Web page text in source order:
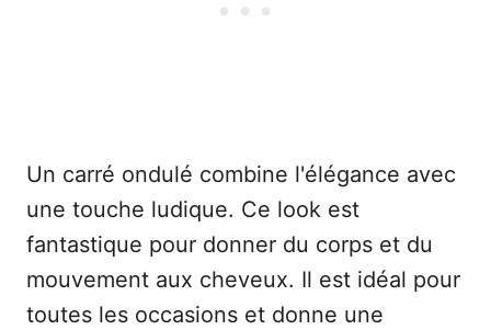
Un carré ondulé combine l'élégance avec
une touche ludique. Ce look est
fantastique pour donner du corps et du
mouvement aux cheveux. Il est idéal pour
toutes les occasions et donne une